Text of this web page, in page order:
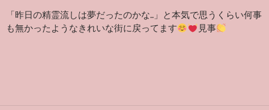
「昨日の精霊流しは夢だったのかな..」と本気で思うくらい何事
も無かったようなきれいな街に戻ってます
見事